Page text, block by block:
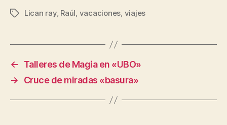
Etiquetas
Lican ray, Raúl, vacaciones, viajes
←
Talleres de Magia en «UBO»
→
Cruce de miradas «basura»